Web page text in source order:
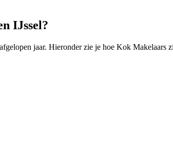
IJssel?
jaar. Hieronder zie je hoe Kok Makelaars